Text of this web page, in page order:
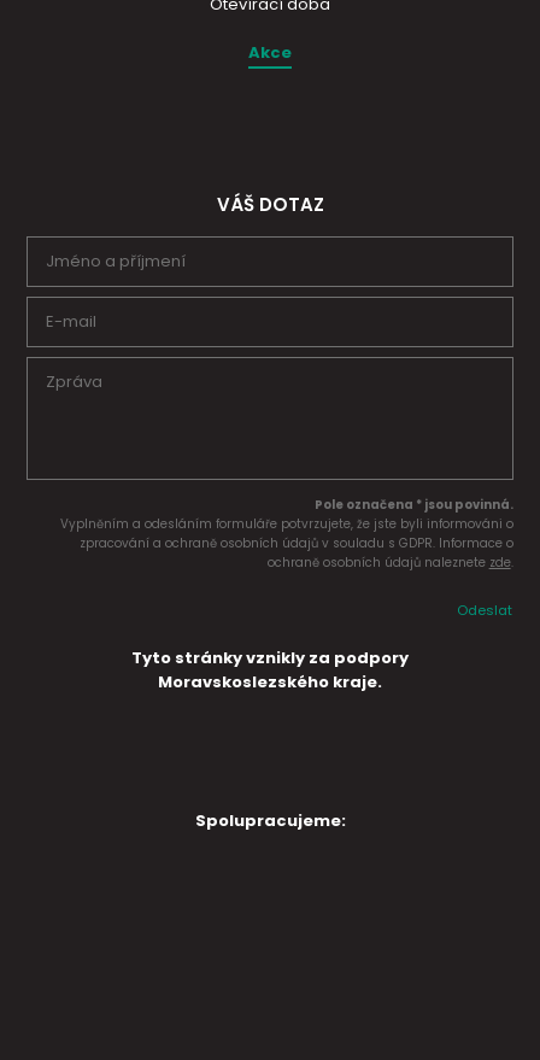
Akce
VÁŠ DOTAZ
Pole označena * jsou povinná.
Vyplněním a odesláním formuláře potvrzujete, že jste byli informováni o
zpracování a ochraně osobních údajů v souladu s GDPR. Informace o
ochraně osobních údajů naleznete zde.
Odeslat
Tyto stránky vznikly za podpory
Moravskoslezského kraje.
Spolupracujeme: